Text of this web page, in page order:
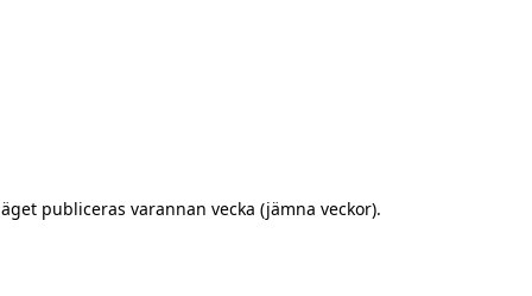
publiceras varannan vecka (jämna veckor).